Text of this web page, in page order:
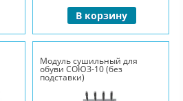
В корзину
Модуль сушильный для
обуви СОЮЗ-10 (без
подставки)